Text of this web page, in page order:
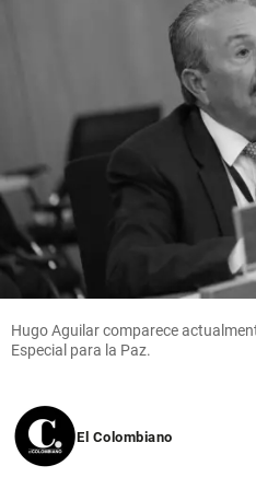
Hugo Aguilar comparece
Especial para la Paz.
El Colombiano